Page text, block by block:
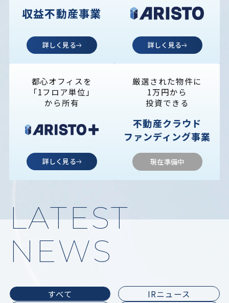
収益不動産事業
詳しく見る 詳しく見る
都心オフィスを
「1フロア単位」
から所有
詳しく見る
厳選された物件に
1万円から
投資できる
不動産クラウド
ファンディング事業
現在準備中
LATEST
NEWS
すべて
IRニュース